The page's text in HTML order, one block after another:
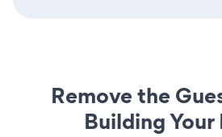
Remove the
Building Your